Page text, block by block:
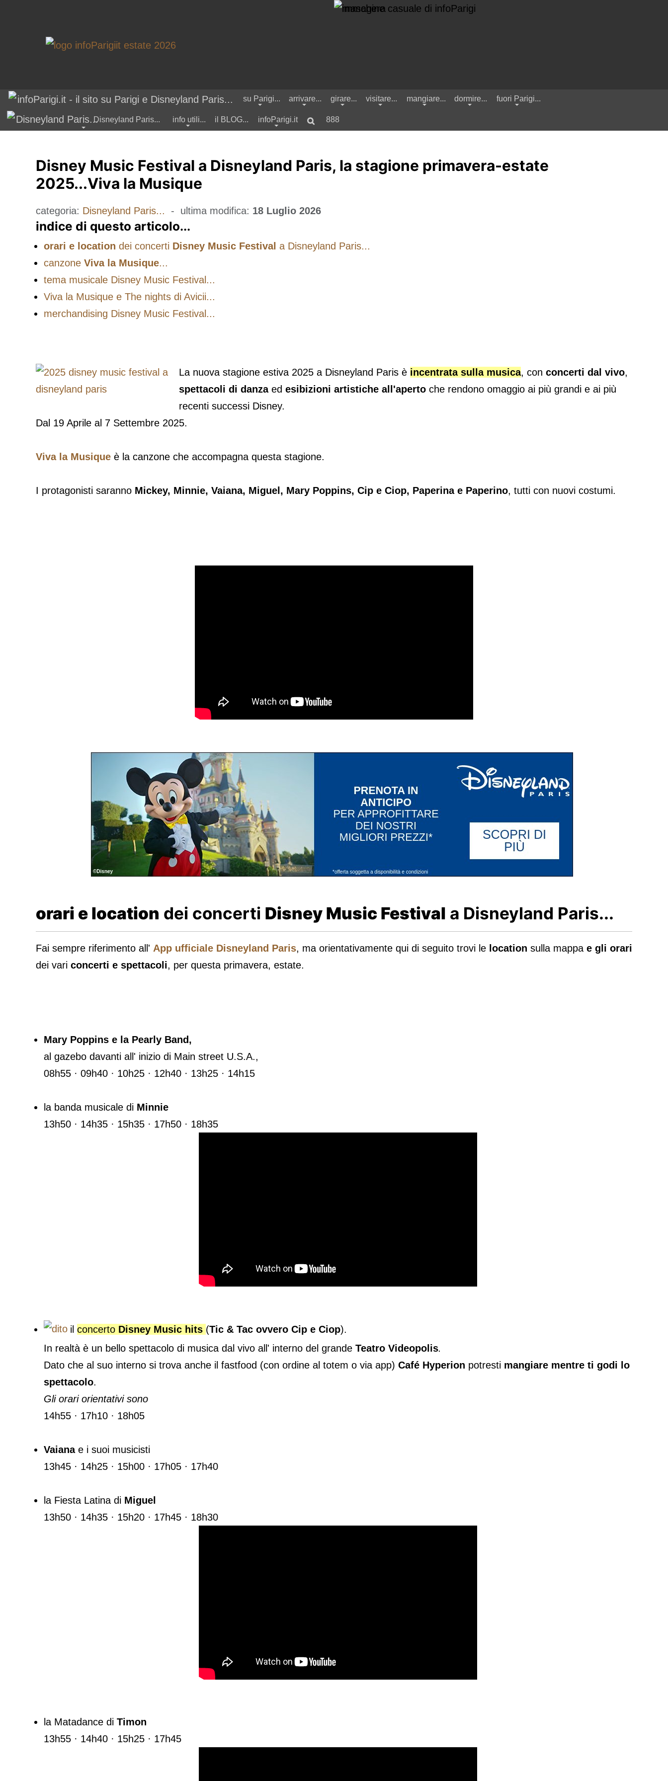
su Parigi... arrivare... girare... visitare... mangiare... dormire... fuori Parigi...
Disneyland Paris... info utili... il BLOG... infoParigi.it
Type 2 or more characters for results.
888
Disney Music Festival a Disneyland Paris, la stagione primavera-estate
2025...Viva la Musique
categoria: Disneyland Paris... - ultima modifica: 18 Luglio 2026
indice di questo articolo...
orari e location dei concerti Disney Music Festival a Disneyland Paris...
canzone Viva la Musique...
tema musicale Disney Music Festival...
Viva la Musique e The nights di Avicii...
merchandising Disney Music Festival...
La nuova stagione estiva 2025 a Disneyland Paris è incentrata sulla musica, con concerti dal vivo,
spettacoli di danzaed esibizioni artistiche all'aperto che rendono omaggio ai più grandi e ai più
recenti successi Disney.
Dal 19 Aprile al 7 Settembre 2025.
Viva la Musique è la canzone che accompagna questa stagione.
I protagonisti saranno Mickey, Minnie, Vaiana, Miguel, Mary Poppins, Cip e Ciop, Paperina e Paperino, tutti con nuovi costumi.
orari e location dei concerti Disney Music Festival a Disneyland Paris...
Fai sempre riferimento all' App ufficiale Disneyland Paris, ma orientativamente qui di seguito trovi le location sulla mappa e gli orari
dei vari concerti e spettacoli, per questa primavera, estate.
Mary Poppins e la Pearly Band,
al gazebo davanti all' inizio di Main street U.S.A.,
08h55 · 09h40 · 10h25 · 12h40 · 13h25 · 14h15
la banda musicale di Minnie
13h50 · 14h35 · 15h35 · 17h50 · 18h35
il concerto Disney Music hits (Tic & Tac ovvero Cip e Ciop).
In realtà è un bello spettacolo di musica dal vivo all' interno del grande Teatro Videopolis.
Dato che al suo interno si trova anche il fastfood (con ordine al totem o via app) Café Hyperion potresti mangiare mentre ti godi lo
spettacolo.
Gli orari orientativi sono
14h55 · 17h10 · 18h05
Vaianae i suoi musicisti
13h45 · 14h25 · 15h00 · 17h05 · 17h40
la Fiesta Latina di Miguel
13h50 · 14h35 · 15h20 · 17h45 · 18h30
la Matadance di Timon
13h55 · 14h40 · 15h25 · 17h45